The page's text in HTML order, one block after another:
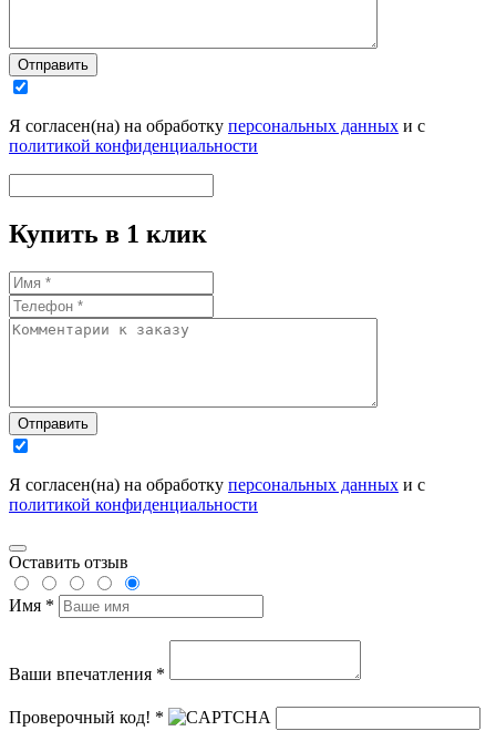
Отправить
Я согласен(на) на обработку персональных данных и с
политикой конфиденциальности
Купить в 1 клик
Отправить
Я согласен(на) на обработку персональных данных и с
политикой конфиденциальности
Оставить отзыв
Имя *
Ваши впечатления *
Проверочный код! *